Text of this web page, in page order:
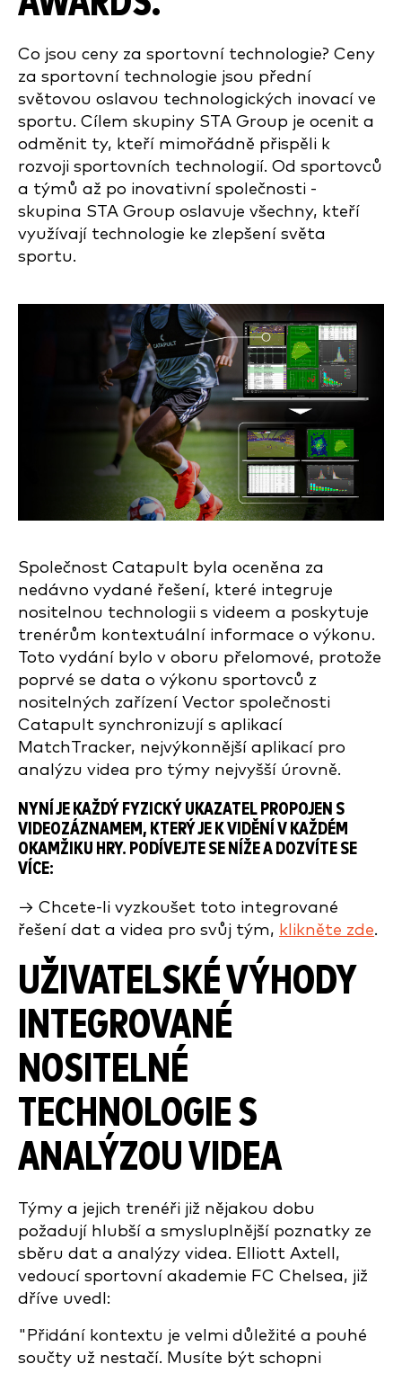
Co jsou ceny za sportovní technologie? Ceny
za sportovní technologie jsou přední
světovou oslavou technologických inovací ve
sportu. Cílem skupiny STA Group je ocenit a
odměnit ty, kteří mimořádně přispěli k
rozvoji sportovních technologií. Od sportovců
a týmů až po inovativní společnosti -
skupina STA Group oslavuje všechny, kteří
využívají technologie ke zlepšení světa
sportu.
Společnost Catapult byla oceněna za
nedávno vydané řešení, které integruje
nositelnou technologii s videem a poskytuje
trenérům kontextuální informace o výkonu.
Toto vydání bylo v oboru přelomové, protože
poprvé se data o výkonu sportovců z
nositelných zařízení Vector společnosti
Catapult synchronizují s aplikací
MatchTracker, nejvýkonnější aplikací pro
analýzu videa pro týmy nejvyšší úrovně.
NYNÍ JE KAŽDÝ FYZICKÝ UKAZATEL PROPOJEN S
VIDEOZÁZNAMEM, KTERÝ JE K VIDĚNÍ V KAŽDÉM
OKAMŽIKU HRY. PODÍVEJTE SE NÍŽE A DOZVÍTE SE
VÍCE:
→ Chcete-li vyzkoušet toto integrované
řešení dat a videa pro svůj tým, klikněte zde.
UŽIVATELSKÉ VÝHODY
INTEGROVANÉ
NOSITELNÉ
TECHNOLOGIE S
ANALÝZOU VIDEA
Týmy a jejich trenéři již nějakou dobu
požadují hlubší a smysluplnější poznatky ze
sběru dat a analýzy videa. Elliott Axtell,
vedoucí sportovní akademie FC Chelsea, již
dříve uvedl:
"Přidání kontextu je velmi důležité a pouhé
součty už nestačí. Musíte být schopni